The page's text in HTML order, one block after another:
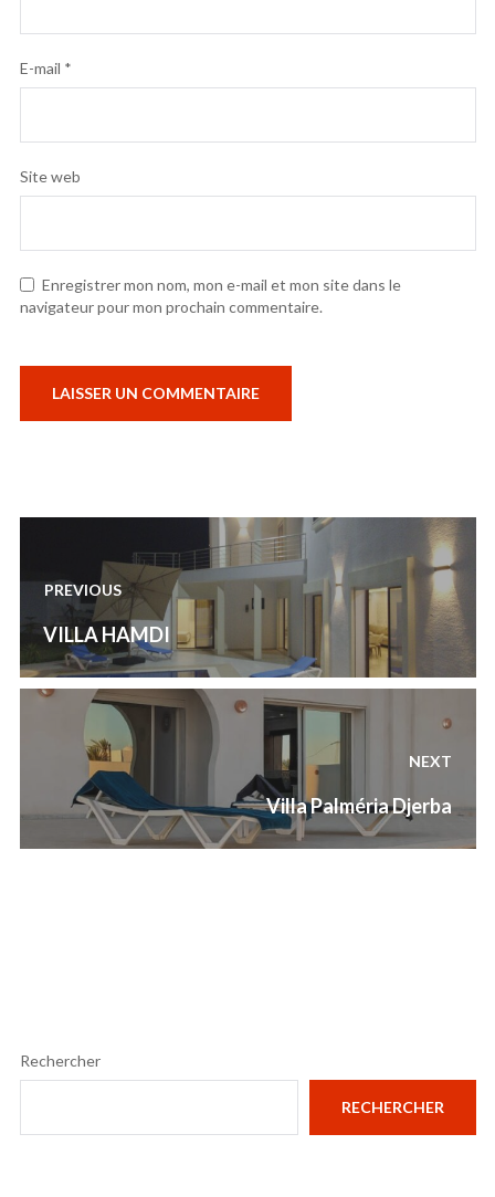
E-mail *
Site web
Enregistrer mon nom, mon e-mail et mon site dans le
navigateur pour mon prochain commentaire.
de
l’article
PREVIOUS
Previous
VILLA HAMDI
NEXT
Villa Palméria Djerba
Rechercher
RECHERCHER